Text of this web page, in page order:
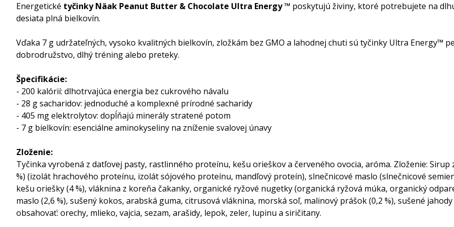
Energetické tyčinky Näak Peanut Butter & Chocolate Ultra Energy ™ poskytujú živiny, ktoré potrebujete na
desiata plná bielkovín.
Vďaka 7 g udržateľných, vysoko kvalitných bielkovín, zložkám bez GMO a lahodnej chuti sú tyčinky Ultra Energy™
dobrodružstvo, dlhý tréning alebo preteky.
Špecifikácie:
- 200 kalórií: dlhotrvajúca energia bez cukrového návalu
- 28 g sacharidov: jednoduché a komplexné prírodné sacharidy
- 405 mg elektrolytov: dopĺňajú minerály stratené potom
- 7 g bielkovín: esenciálne aminokyseliny na zníženie svalovej únavy
Zloženie:
Tyčinka vyrobená z datľovej pasty, rastlinného proteínu, kešu orieškov a červeného ovocia, aróma. Zloženie: Sirup
%) (izolát hrachového proteínu, izolát sójového proteínu, mandľový proteín), slnečnicové maslo (slnečnicové
kešu oriešky (4 %), vláknina z koreňa čakanky, organické ryžové nugetky (organická ryžová múka, organický
maslo (2,6 %), sušený kokos, arabská guma, citrusová vláknina, morská soľ, malinový prášok (0,2 %), sušené
obsahovať: orechy, mlieko, vajcia, sezam, arašidy, lepok, zeler, lupinu a siričitany.